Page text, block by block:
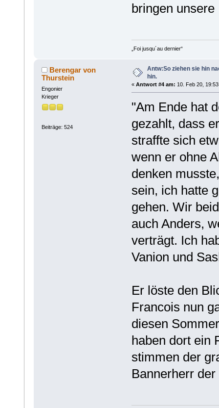
bringen unsere
„Foi jusqu´au dernier“
Berengar von
Thurstein
Engonier
Krieger
Beiträge: 524
Antw:So ziehen sie hin
hin.
« Antwort #4 am: 10. Feb 20,
"Am Ende hat
gezahlt, dass
straffte sich
wenn er ohne
denken
sein, ich hatte
gehen. Wir
auch Anders,
verträgt. Ich
Vanion und
Er löste den
Francois nun
diesen
haben dort ein
stimmen der
Bannerherr